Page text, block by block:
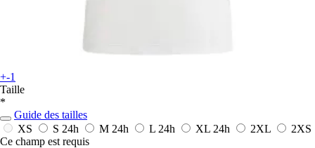
+-1
Taille
*
Guide des tailles
XS
S 24h M 24h L 24h XL 24h 2XL
2XS
Ce champ est requis